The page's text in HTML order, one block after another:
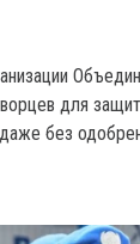
для
без